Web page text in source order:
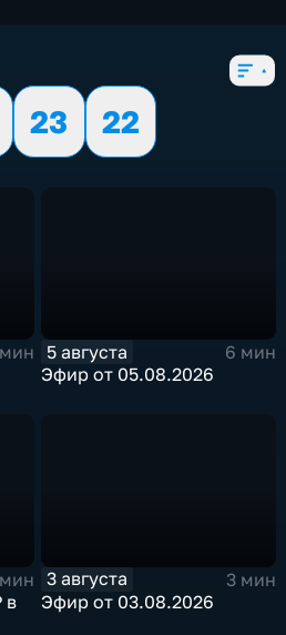
23
22
5 августа
6 мин
Эфир от 05.08.2026
в
3 августа
3 мин
Эфир от 03.08.2026